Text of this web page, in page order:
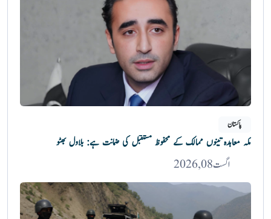
پاکستان
مکہ معاہدہ تینوں ممالک کے محفوظ مستقبل کی ضمانت ہے: بلاول بھٹو
اگست 08, 2026